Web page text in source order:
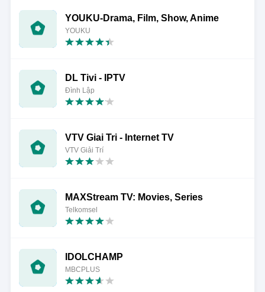
YOUKU-Drama, Film, Show, Anime
YOUKU
DL Tivi - IPTV
Đình Lập
VTV Giai Tri - Internet TV
VTV Giải Trí
MAXStream TV: Movies, Series
Telkomsel
IDOLCHAMP
MBCPLUS